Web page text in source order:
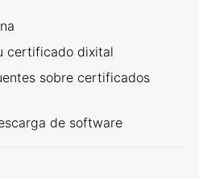
certificado dixital
sobre certificados
de software